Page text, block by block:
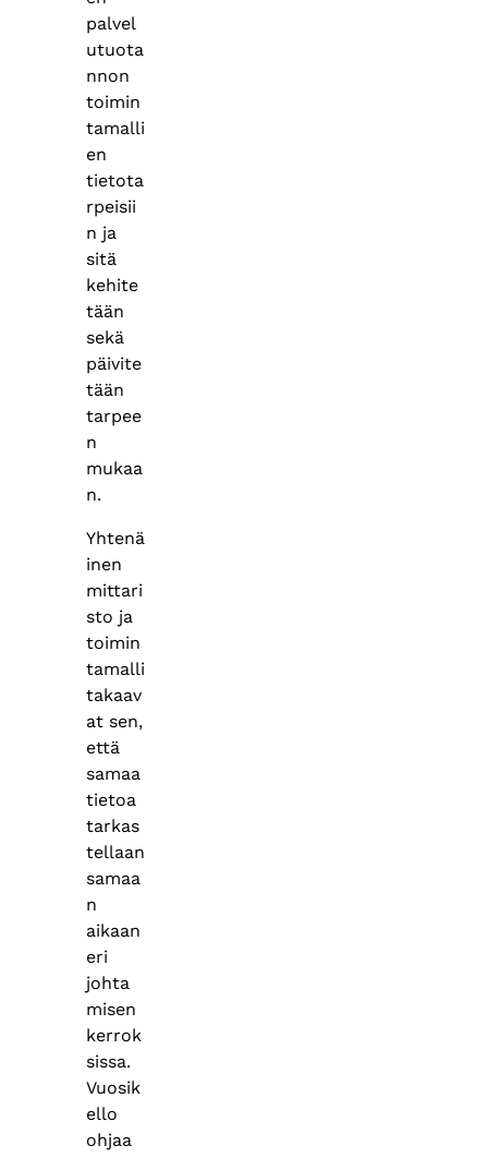
palvel
utuota
nnon
toimin
tamalli
en
tietota
rpeisii
n ja
sitä
kehite
tään
sekä
päivite
tään
tarpee
n
mukaa
n.​
Yhtenä
inen
mittari
sto ja
toimin
tamalli
takaav
at sen,
että
samaa
tietoa
tarkas
tellaan
samaa
n
aikaan
eri
johta
misen
kerrok
sissa.
Vuosik
ello
ohjaa